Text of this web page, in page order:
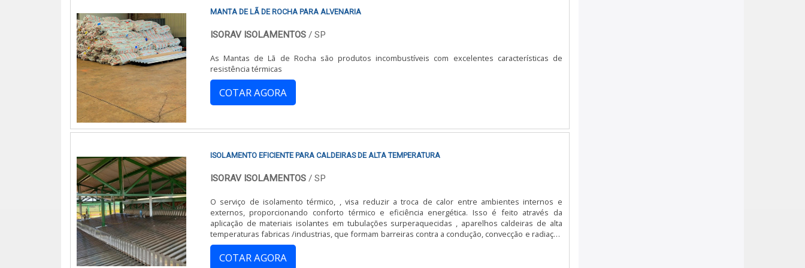
MANTA DE LÃ DE ROCHA PARA ALVENARIA
ISORAV ISOLAMENTOS/ SP
As Mantas de Lã de Rocha são produtos incombustíveis com excelentes características de
resistência térmicas
COTAR AGORA
ISOLAMENTO EFICIENTE PARA CALDEIRAS DE ALTA TEMPERATURA
ISORAV ISOLAMENTOS/ SP
O serviço de isolamento térmico, , visa reduzir a troca de calor entre ambientes internos e
externos, proporcionando conforto térmico e eficiência energética. Isso é feito através da
aplicação de materiais isolantes em tubulações surperaquecidas , aparelhos caldeiras de alta
temperaturas fabricas /industrias, que formam barreiras contra a condução, convecção e radiação
térmica.
COTAR AGORA